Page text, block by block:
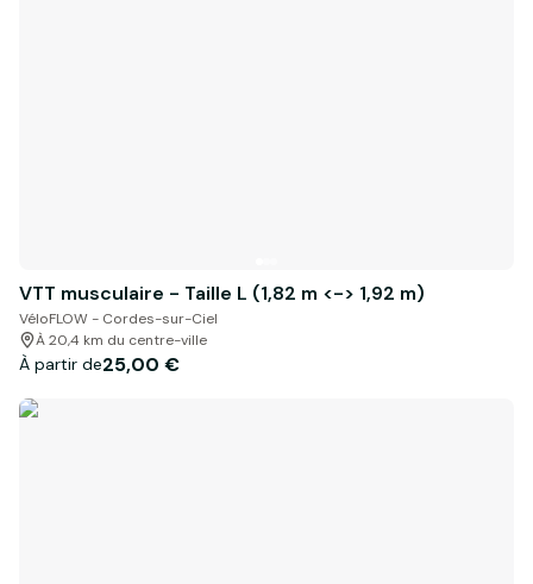
VTT musculaire - Taille L (1,82 m <-> 1,92 m)
VéloFLOW - Cordes-sur-Ciel
À 20,4 km du centre-ville
À partir de25,00 €